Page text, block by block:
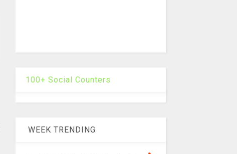
100+ Social Counters
WEEK TRENDING